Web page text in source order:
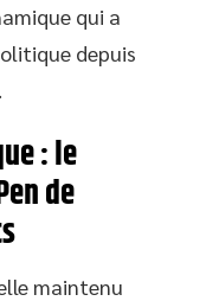
qui a
depuis
: le
de
maintenu